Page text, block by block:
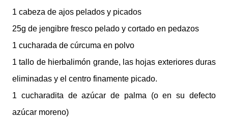
1 cabeza de ajos pelados y picados
25g de jengibre fresco pelado y cortado en pedazos
1 cucharada de cúrcuma en polvo
1 tallo de hierbalimón grande, las hojas exteriores duras
eliminadas y el centro finamente picado.
1 cucharadita de azúcar de palma (o en su defecto
azúcar moreno)